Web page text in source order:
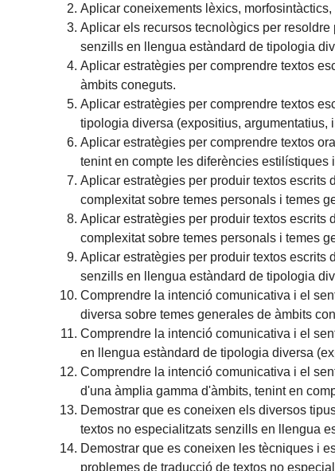
Aplicar coneixements lèxics,
Aplicar els recursos tecnològics per
senzills en llengua estàndard de tipologia
Aplicar estratègies per comprendre textos
àmbits coneguts.
Aplicar estratègies per comprendre textos
tipologia diversa (expositius, argumentatius,
Aplicar estratègies per comprendre textos
tenint en compte les diferències estilístiques
Aplicar estratègies per produir textos escrits
complexitat sobre temes personals i temes
Aplicar estratègies per produir textos escrits
complexitat sobre temes personals i temes
Aplicar estratègies per produir textos escrits
senzills en llengua estàndard de tipologia
Comprendre la intenció comunicativa i el
diversa sobre temes generales de àmbits
Comprendre la intenció comunicativa i el
en llengua estàndard de tipologia diversa
Comprendre la intenció comunicativa i el
d'una àmplia gamma d'àmbits, tenint en
Demostrar que es coneixen els diversos
textos no especialitzats senzills en llengua
Demostrar que es coneixen les tècniques i
problemes de traducció de textos no